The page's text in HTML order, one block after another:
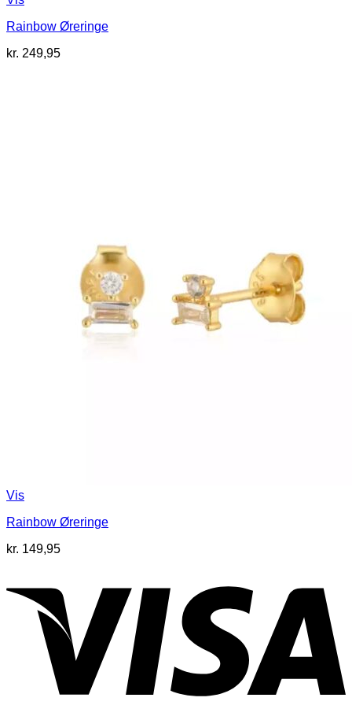
Rainbow Øreringe
kr. 249,95
Vis
Rainbow Øreringe
kr. 149,95